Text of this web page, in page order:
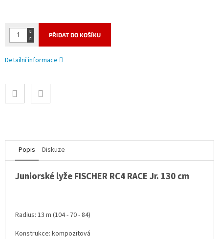
PŘIDAT DO KOŠÍKU
Detailní informace
Popis Diskuze
Juniorské lyže FISCHER RC4 RACE Jr. 130 cm
Radius: 13 m (104 - 70 - 84)
Konstrukce: kompozitová